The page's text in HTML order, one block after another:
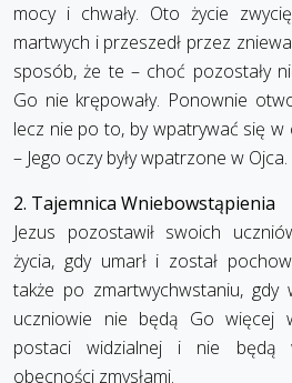
mocy i chwały. Oto życie
martwych i przeszedł przez
sposób, że te – choć pozostały
Go nie krępowały. Ponownie
lecz nie po to, by wpatrywać się w
– Jego oczy były wpatrzone w Ojca.
2. Tajemnica Wniebowstąpienia
Jezus pozostawił swoich
życia, gdy umarł i został
także po zmartwychwstaniu, gdy
uczniowie nie będą Go więcej
postaci widzialnej i nie będą
obecności zmysłami.